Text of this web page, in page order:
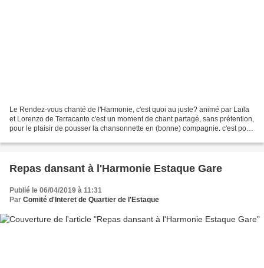
Le Rendez-vous chanté de l'Harmonie, c'est quoi au juste? animé par Laïla
et Lorenzo de Terracanto c'est un moment de chant partagé, sans prétention,
pour le plaisir de pousser la chansonnette en (bonne) compagnie. c'est pour
Repas dansant à l'Harmonie Estaque Gare
Publié le 06/04/2019 à 11:31
Par Comité d'Interet de Quartier de l'Estaque